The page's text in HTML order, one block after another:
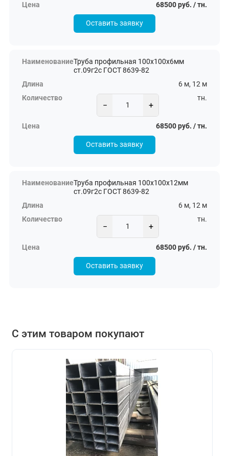
68500 руб. / тн.
Оставить заявку
Труба профильная 100х100х6мм
ст.09г2с ГОСТ 8639-82
6 м, 12 м
− +
тн.
68500 руб. / тн.
Оставить заявку
Труба профильная 100х100х12мм
ст.09г2с ГОСТ 8639-82
6 м, 12 м
− +
тн.
68500 руб. / тн.
Оставить заявку
С этим товаром покупают